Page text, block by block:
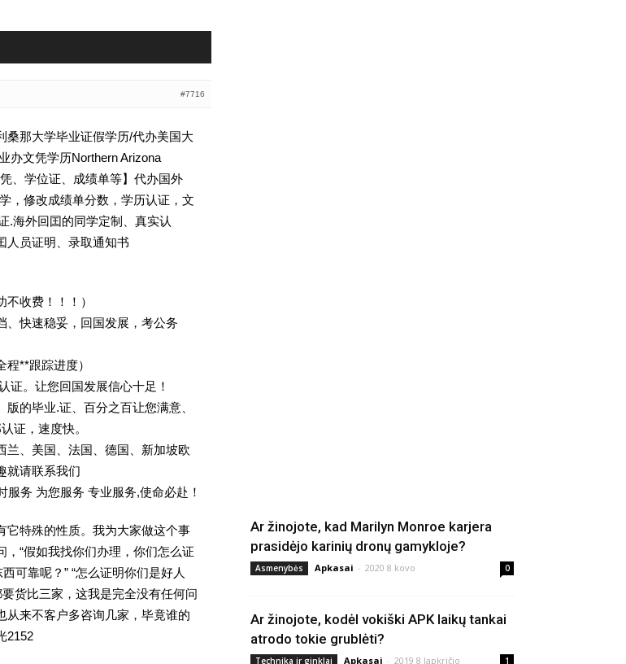
#7716
桑那大学毕业证假学历/代办美国大
办文凭学历Northern Arizona
、学位证、成绩单等】代办国外
，修改成绩单分数，学历认证，文
.海外回囯的同学定制、真实认
人员证明、录取通知书
不收费！！！）
快速稳妥，回国发展，考公务
程**跟踪进度）
。让您回国发展信心十足！
的毕业.证、百分之百让您满意、
证，速度快。
、美国、法国、德国、新加坡欧
就请联系我们
务 为您服务 专业服务,使命必赴！
它特殊的性质。我为大家做这个事
“假如我找你们办理，你们怎么证
可靠呢？” “怎么证明你们是好人
货比三家，这我是完全没有任何问
从来不客户多咨询几家，毕竟谁的
2152
Ar žinojote, kad Marilyn Monroe karjera
prasidėjo karinių dronų gamykloje?
Asmenybės Apkasai - 2020 8 kovo 0
Ar žinojote, kodėl vokiški APK laikų tankai
atrodo tokie grublėti?
Technika ir ginklai Apkasai - 2019 8 lapkričio 1